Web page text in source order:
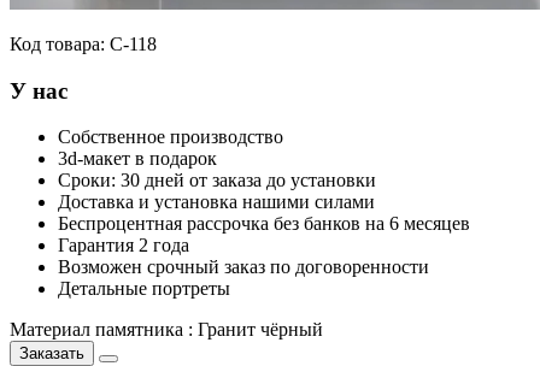
Код товара: С-118
У нас
Собственное производство
3d-макет в подарок
Сроки: 30 дней от заказа до установки
Доставка и установка нашими силами
Беспроцентная рассрочка без банков на 6 месяцев
Гарантия 2 года
Возможен срочный заказ по договоренности
Детальные портреты
Материал памятника : Гранит чёрный
Заказать